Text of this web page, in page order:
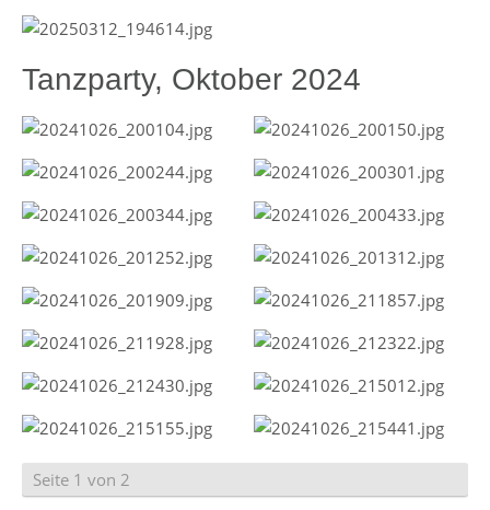
Tanzparty, Oktober 2024
Seite 1 von 2